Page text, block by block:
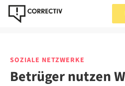
SOZIALE NETZWERKE
Betrüger nutzen